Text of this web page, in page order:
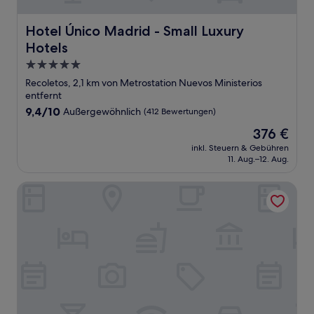
Hotel Único Madrid - Small Luxury
Hotels
Hotel Único Madrid - Small Luxury Hotels
5.0-
Sterne-
Unterkunft
Recoletos, 2,1 km von Metrostation Nuevos Ministerios
entfernt
9.4
9,4/10 Außergewöhnlich (412 Bewertungen)
Der
Preis
beträgt
376 €
inkl. Steuern & Gebühren
11. Aug.–12. Aug.